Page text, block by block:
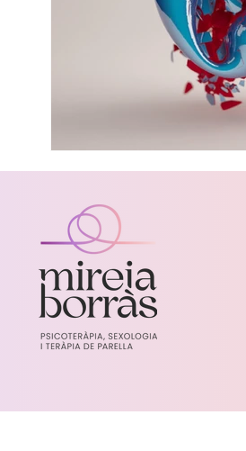
Mireia Borràs - Sexologia, teràpia de